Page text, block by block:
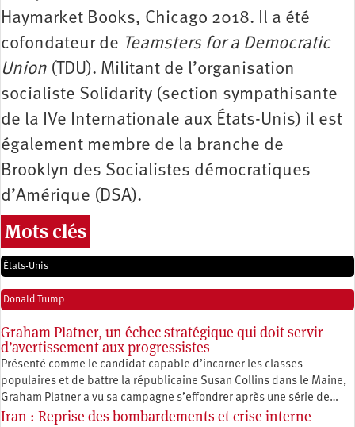
Haymarket Books, Chicago 2018. Il a été
cofondateur de Teamsters for a Democratic
Union (TDU). Militant de l’organisation
socialiste Solidarity (section sympathisante
de la IVe Internationale aux États-Unis) il est
également membre de la branche de
Brooklyn des Socialistes démocratiques
d’Amérique (DSA).
Mots clés
États-Unis
Donald Trump
Graham Platner, un échec stratégique qui doit servir
d’avertissement aux progressistes
Présenté comme le candidat capable d’incarner les classes
populaires et de battre la républicaine Susan Collins dans le Maine,
Graham Platner a vu sa campagne s’effondrer après une série de…
Iran : Reprise des bombardements et crise interne